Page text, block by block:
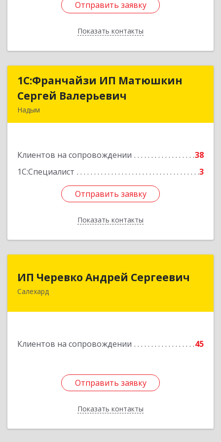
Отправить заявку
Показать контакты
Отправить заявку
Назад
1С:Франчайзи ИП Матюшкин
Сергей Валерьевич
Надым
Клиентов на сопровождении
38
1С:Специалист
3
Отправить заявку
Показать контакты
1С:Франчайзи ИП Матюшкин
Сергей Валерьевич
Подробнее
Отправить заявку
Назад
ИП Черевко Андрей Сергеевич
Салехард
Клиентов на сопровождении 45
Отправить заявку
Показать контакты
ИП Черевко Андрей Сергеевич
629003, Ямало-Ненецкий АО, Салехард г,
Отправить заявку
Назад